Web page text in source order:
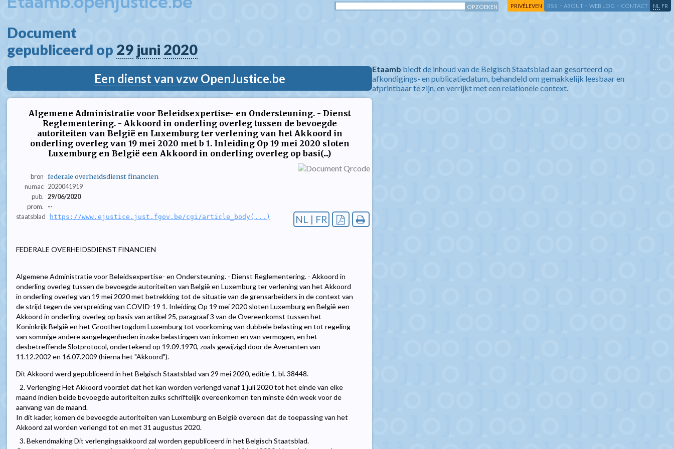
PRIVÉLEVEN RSS - ABOUT - WEB LOG - CONTACT NL FR
Document
gepubliceerd op 29 juni 2020
Een dienst van vzw OpenJustice.be
Algemene Administratie voor Beleidsexpertise- en Ondersteuning. - Dienst
Reglementering. - Akkoord in onderling overleg tussen de bevoegde
autoriteiten van België en Luxemburg ter verlening van het Akkoord in
onderling overleg van 19 mei 2020 met b 1. Inleiding Op 19 mei 2020 sloten
Luxemburg en België een Akkoord in onderling overleg op basi(...)
bron federale overheidsdienst financien
numac 2020041919
pub. 29/06/2020
prom.
--
staatsblad
https://www.ejustice.just.fgov.be/cgi/article_body(...) NL | FR
FEDERALE OVERHEIDSDIENST FINANCIEN
Algemene Administratie voor Beleidsexpertise- en Ondersteuning. - Dienst Reglementering. - Akkoord in
onderling overleg tussen de bevoegde autoriteiten van België en Luxemburg ter verlening van het Akkoord
in onderling overleg van 19 mei 2020 met betrekking tot de situatie van de grensarbeiders in de context van
de strijd tegen de verspreiding van COVID-19 1. Inleiding Op 19 mei 2020 sloten Luxemburg en België een
Akkoord in onderling overleg op basis van artikel 25, paragraaf 3 van de Overeenkomst tussen het
Koninkrijk België en het Groothertogdom Luxemburg tot voorkoming van dubbele belasting en tot regeling
van sommige andere aangelegenheden inzake belastingen van inkomen en van vermogen, en het
desbetreffende Slotprotocol, ondertekend op 19.09.1970, zoals gewijzigd door de Avenanten van
11.12.2002 en 16.07.2009 (hierna het "Akkoord").
Dit Akkoord werd gepubliceerd in het Belgisch Staatsblad van 29 mei 2020, editie 1, bl. 38448.
2. Verlenging Het Akkoord voorziet dat het kan worden verlengd vanaf 1 juli 2020 tot het einde van elke
maand indien beide bevoegde autoriteiten zulks schriftelijk overeenkomen ten minste één week voor de
aanvang van de maand.
In dit kader, komen de bevoegde autoriteiten van Luxemburg en België overeen dat de toepassing van het
Akkoord zal worden verlengd tot en met 31 augustus 2020.
3. Bekendmaking Dit verlengingsakkoord zal worden gepubliceerd in het Belgisch Staatsblad.
Etaamb biedt de inhoud van de Belgisch Staatsblad aan gesorteerd op
afkondigings- en publicatiedatum, behandeld om gemakkelijk leesbaar en
afprintbaar te zijn, en verrijkt met een relationele context.